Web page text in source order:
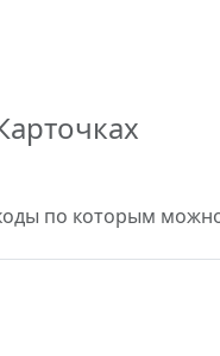
по которым